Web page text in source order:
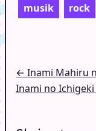
musik rock
← Inami Mahiru
Inami no